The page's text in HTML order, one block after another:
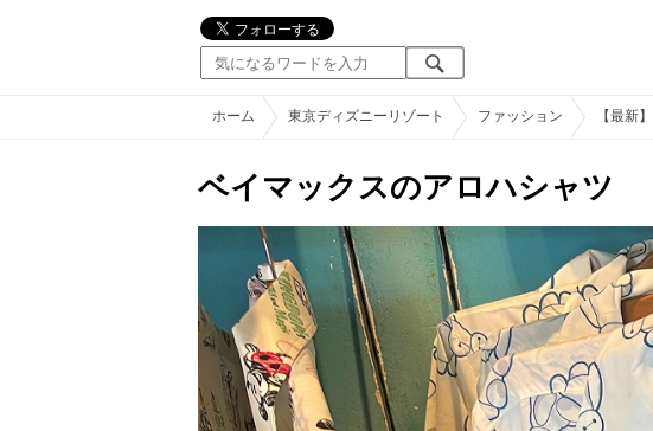
ホーム 東京ディズニーリゾート ファッション 【最新
ベイマックスのアロハシャツ